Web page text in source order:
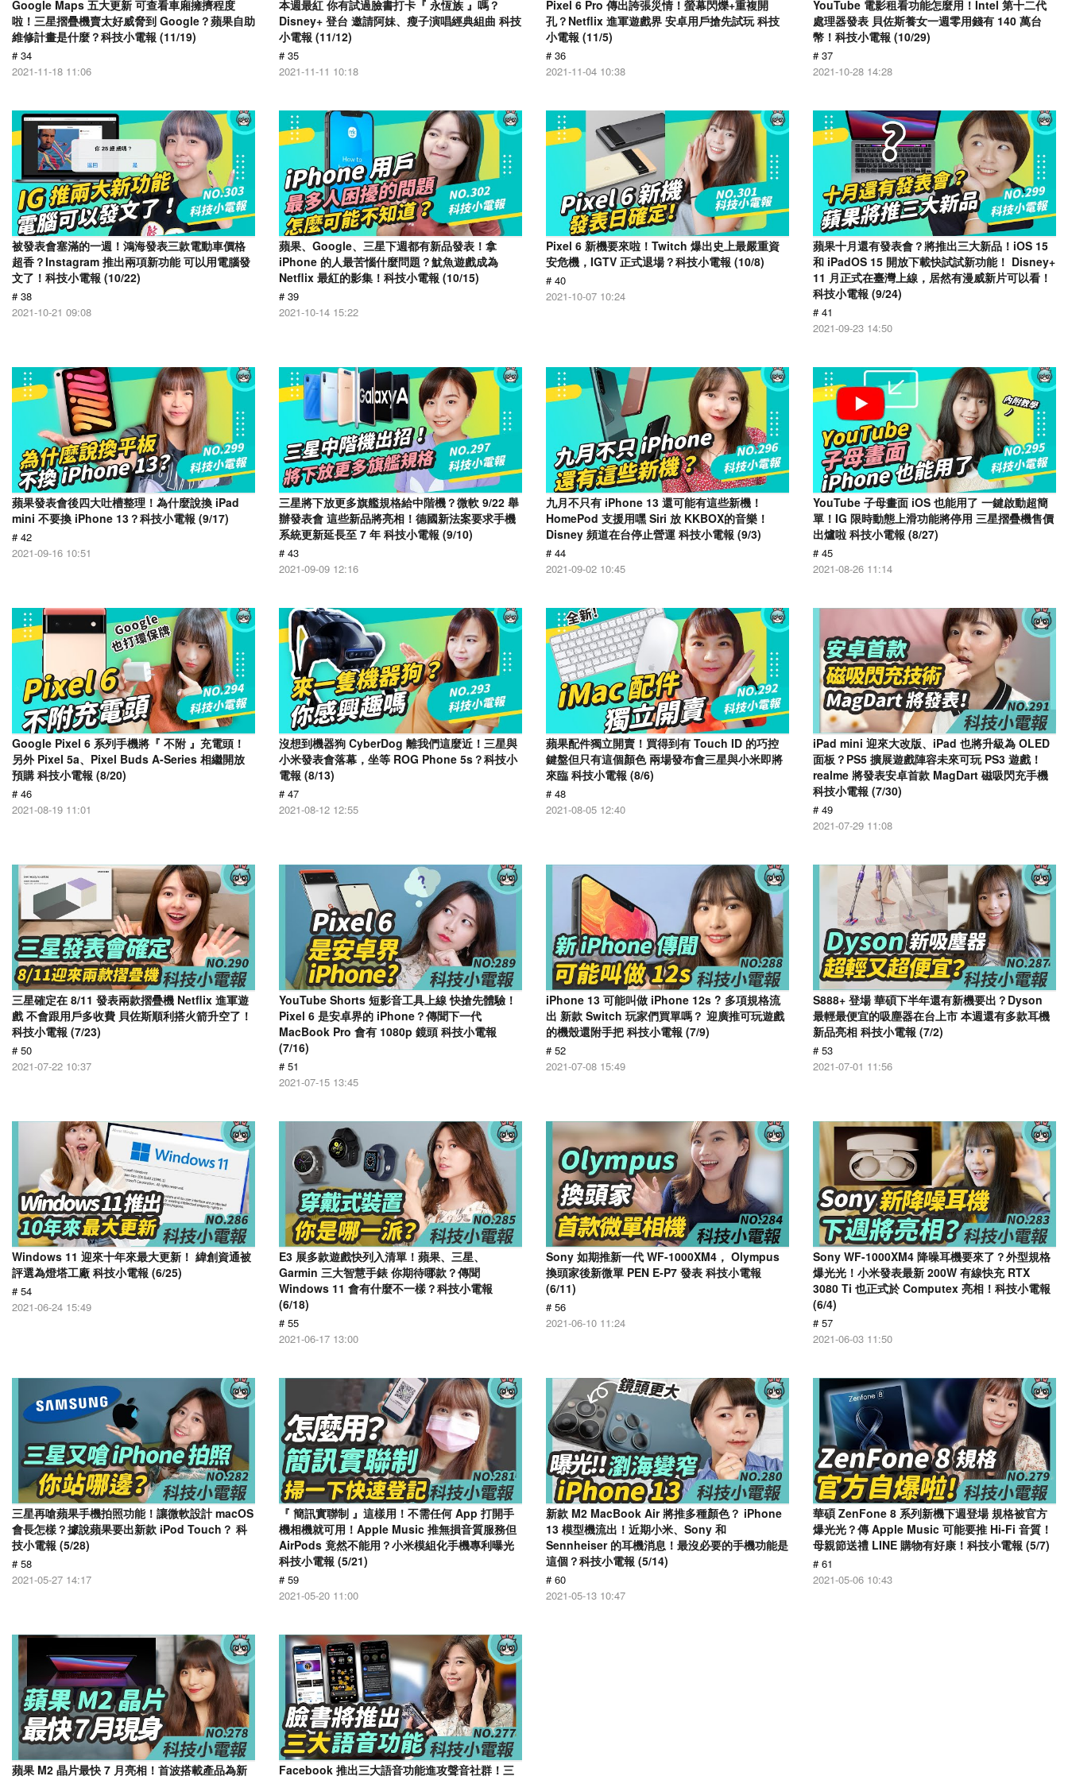
Google Maps 五大更新 可查看車廂擁擠程度
啦！三星摺疊機賣太好威脅到 Google？蘋果自助
維修計畫是什麼？科技小電報 (11/19)
# 34
2021-11-18 11:06
本週最紅 你有試過臉書打卡『 永恆族 』嗎？
Disney+ 登台 邀請阿妹、瘦子演唱經典組曲 科技
小電報 (11/12)
# 35
2021-11-11 10:18
Pixel 6 Pro 傳出誇張災情！螢幕閃爍+重複開
孔？Netflix 進軍遊戲界 安卓用戶搶先試玩 科技
小電報 (11/5)
# 36
2021-11-04 10:38
YouTube 電影租看功能怎麼用！Intel 第十二代
處理器發表 貝佐斯養女一週零用錢有 140 萬台
幣！科技小電報 (10/29)
# 37
2021-10-28 14:28
被發表會塞滿的一週！鴻海發表三款電動車價格
超香？Instagram 推出兩項新功能 可以用電腦發
文了！科技小電報 (10/22)
# 38
2021-10-21 09:08
蘋果、Google、三星下週都有新品發表！拿
iPhone 的人最苦惱什麼問題？魷魚遊戲成為
Netflix 最紅的影集！科技小電報 (10/15)
# 39
2021-10-14 15:22
Pixel 6 新機要來啦！Twitch 爆出史上最嚴重資
安危機，IGTV 正式退場？科技小電報 (10/8)
# 40
2021-10-07 10:24
蘋果十月還有發表會？將推出三大新品！iOS 15
和 iPadOS 15 開放下載快試試新功能！ Disney+
11 月正式在臺灣上線，居然有漫威新片可以看！
科技小電報 (9/24)
# 41
2021-09-23 14:50
蘋果發表會後四大吐槽整理！為什麼說換 iPad
mini 不要換 iPhone 13？科技小電報 (9/17)
# 42
2021-09-16 10:51
三星將下放更多旗艦規格給中階機？微軟 9/22 舉
辦發表會 這些新品將亮相！德國新法案要求手機
系統更新延長至 7 年 科技小電報 (9/10)
# 43
2021-09-09 12:16
九月不只有 iPhone 13 還可能有這些新機！
HomePod 支援用嘿 Siri 放 KKBOX的音樂！
Disney 頻道在台停止營運 科技小電報 (9/3)
# 44
2021-09-02 10:45
YouTube 子母畫面 iOS 也能用了 一鍵啟動超簡
單！IG 限時動態上滑功能將停用 三星摺疊機售價
出爐啦 科技小電報 (8/27)
# 45
2021-08-26 11:14
Google Pixel 6 系列手機將『 不附 』充電頭！
另外 Pixel 5a、Pixel Buds A-Series 相繼開放
預購 科技小電報 (8/20)
# 46
2021-08-19 11:01
沒想到機器狗 CyberDog 離我們這麼近！三星與
小米發表會落幕，坐等 ROG Phone 5s？科技小
電報 (8/13)
# 47
2021-08-12 12:55
蘋果配件獨立開賣！買得到有 Touch ID 的巧控
鍵盤但只有這個顏色 兩場發布會三星與小米即將
來臨 科技小電報 (8/6)
# 48
2021-08-05 12:40
iPad mini 迎來大改版、iPad 也將升級為 OLED
面板？PS5 擴展遊戲陣容未來可玩 PS3 遊戲！
realme 將發表安卓首款 MagDart 磁吸閃充手機
科技小電報 (7/30)
# 49
2021-07-29 11:08
三星確定在 8/11 發表兩款摺疊機 Netflix 進軍遊
戲 不會跟用戶多收費 貝佐斯順利搭火箭升空了！
科技小電報 (7/23)
# 50
2021-07-22 10:37
YouTube Shorts 短影音工具上線 快搶先體驗！
Pixel 6 是安卓界的 iPhone？傳聞下一代
MacBook Pro 會有 1080p 鏡頭 科技小電報
(7/16)
# 51
2021-07-15 13:45
iPhone 13 可能叫做 iPhone 12s ? 多項規格流
出 新款 Switch 玩家們買單嗎？ 迎廣推可玩遊戲
的機殼還附手把 科技小電報 (7/9)
# 52
2021-07-08 15:49
S888+ 登場 華碩下半年還有新機要出？Dyson
最輕最便宜的吸塵器在台上市 本週還有多款耳機
新品亮相 科技小電報 (7/2)
# 53
2021-07-01 11:56
Windows 11 迎來十年來最大更新！ 緯創資通被
評選為燈塔工廠 科技小電報 (6/25)
# 54
2021-06-24 15:49
E3 展多款遊戲快列入清單！蘋果、三星、
Garmin 三大智慧手錶 你期待哪款？傳聞
Windows 11 會有什麼不一樣？科技小電報
(6/18)
# 55
2021-06-17 13:00
Sony 如期推新一代 WF-1000XM4， Olympus
換頭家後新微單 PEN E-P7 發表 科技小電報
(6/11)
# 56
2021-06-10 11:24
Sony WF-1000XM4 降噪耳機要來了？外型規格
爆光光！小米發表最新 200W 有線快充 RTX
3080 Ti 也正式於 Computex 亮相！科技小電報
(6/4)
# 57
2021-06-03 11:50
三星再嗆蘋果手機拍照功能！讓微軟設計 macOS
會長怎樣？據說蘋果要出新款 iPod Touch？ 科
技小電報 (5/28)
# 58
2021-05-27 14:17
『 簡訊實聯制 』這樣用！不需任何 App 打開手
機相機就可用！Apple Music 推無損音質服務但
AirPods 竟然不能用？小米模組化手機專利曝光
科技小電報 (5/21)
# 59
2021-05-20 11:00
新款 M2 MacBook Air 將推多種顏色？ iPhone
13 模型機流出！近期小米、Sony 和
Sennheiser 的耳機消息！最沒必要的手機功能是
這個？科技小電報 (5/14)
# 60
2021-05-13 10:47
華碩 ZenFone 8 系列新機下週登場 規格被官方
爆光光？傳 Apple Music 可能要推 Hi-Fi 音質！
母親節送禮 LINE 購物有好康！科技小電報 (5/7)
# 61
2021-05-06 10:43
蘋果 M2 晶片最快 7 月亮相！首波搭載產品為新
Facebook 推出三大語音功能進攻聲音社群！三